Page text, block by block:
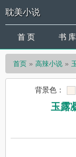
耽美小说
首 页 书 库
首页 高辣小说
背景色：
玉露